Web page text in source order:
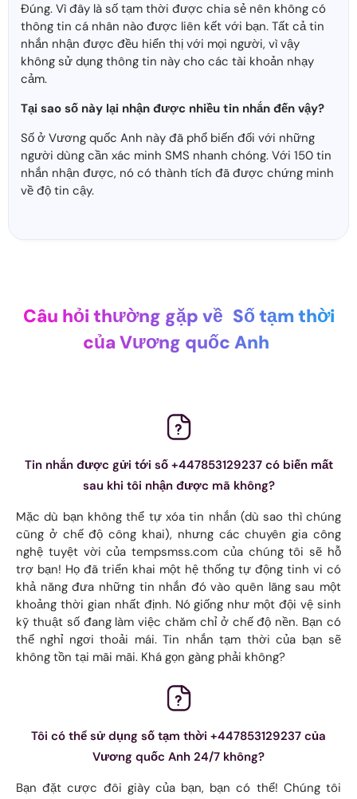
Đúng. Vì đây là số tạm thời được chia sẻ nên không có
thông tin cá nhân nào được liên kết với bạn. Tất cả tin
nhắn nhận được đều hiển thị với mọi người, vì vậy
không sử dụng thông tin này cho các tài khoản nhạy
cảm.
Tại sao số này lại nhận được nhiều tin nhắn đến vậy?
Số ở Vương quốc Anh này đã phổ biến đối với những
người dùng cần xác minh SMS nhanh chóng. Với 150 tin
nhắn nhận được, nó có thành tích đã được chứng minh
về độ tin cậy.
Câu hỏi thường gặp về Số tạm thời
của Vương quốc Anh
Tin nhắn được gửi tới số +447853129237 có biến mất
sau khi tôi nhận được mã không?
Mặc dù bạn không thể tự xóa tin nhắn (dù sao thì chúng
cũng ở chế độ công khai), nhưng các chuyên gia công
nghệ tuyệt vời của tempsmss.com của chúng tôi sẽ hỗ
trợ bạn! Họ đã triển khai một hệ thống tự động tinh vi có
khả năng đưa những tin nhắn đó vào quên lãng sau một
khoảng thời gian nhất định. Nó giống như một đội vệ sinh
kỹ thuật số đang làm việc chăm chỉ ở chế độ nền. Bạn có
thể nghỉ ngơi thoải mái. Tin nhắn tạm thời của bạn sẽ
không tồn tại mãi mãi. Khá gọn gàng phải không?
Tôi có thể sử dụng số tạm thời +447853129237 của
Vương quốc Anh 24/7 không?
Bạn đặt cược đôi giày của bạn, bạn có thể! Chúng tôi